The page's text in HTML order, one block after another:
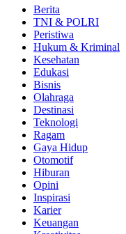
Berita
TNI & POLRI
Peristiwa
Hukum & Kriminal
Kesehatan
Edukasi
Bisnis
Olahraga
Destinasi
Teknologi
Ragam
Gaya Hidup
Otomotif
Hiburan
Opini
Inspirasi
Karier
Keuangan